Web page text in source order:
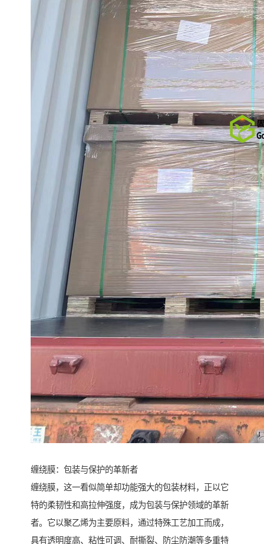
缠绕膜：包装与保护的革新者
缠绕膜，这一看似简单却功能强大的包装材料，正以它
特的柔韧性和高拉伸强度，成为包装与保护领域的革新
者。它以聚乙烯为主要原料，通过特殊工艺加工而成，
具有透明度高、粘性可调、耐撕裂、防尘防潮等多重特